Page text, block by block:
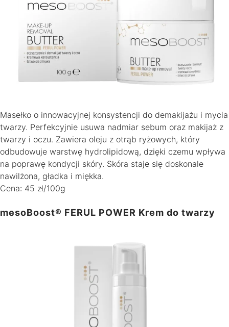
Masełko o innowacyjnej konsystencji do demakijażu i mycia
twarzy. Perfekcyjnie usuwa nadmiar sebum oraz makijaż z
twarzy i oczu. Zawiera oleju z otrąb ryżowych, który
odbudowuje warstwę hydrolipidową, dzięki czemu wpływa
na poprawę kondycji skóry. Skóra staje się doskonale
nawilżona, gładka i miękka.
Cena: 45 zł/100g
mesoBoost® FERUL POWER Krem do twarzy